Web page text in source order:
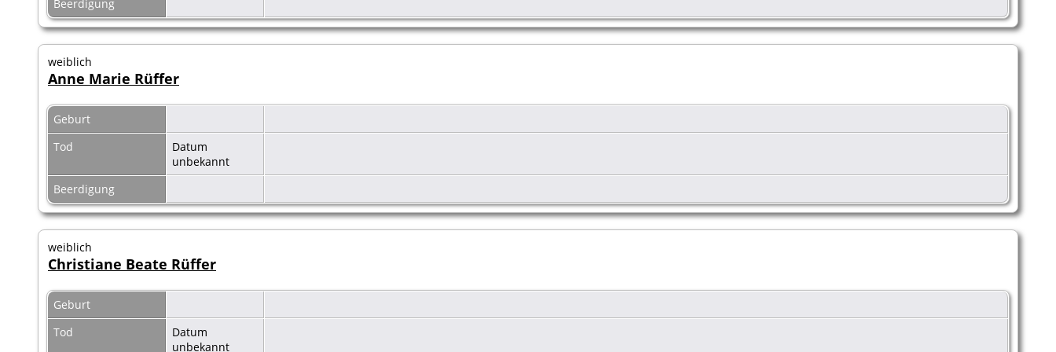
Beerdigung
weiblich
Anne Marie Rüffer
Geburt
Tod
Datum
unbekannt
Beerdigung
weiblich
Christiane Beate Rüffer
Geburt
Tod
Datum
unbekannt